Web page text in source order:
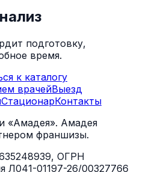
подготовку,
время.
к каталогу
врачейВыезд
СтационарКонтакты
«Амадея». Амадея
франшизы.
ОГРН
Л041-01197-26/00327766